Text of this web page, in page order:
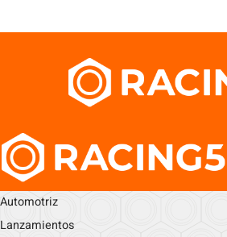
Automotriz
Lanzamientos